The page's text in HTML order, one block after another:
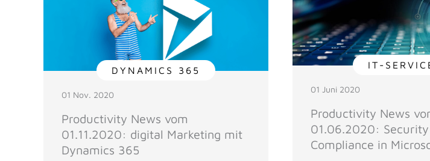
DYNAMICS 365
01 Nov. 2020
Productivity News vom
01.11.2020: digital Marketing mit
Dynamics 365
IT-
01 Juni 2020
Productivity News
01.06.2020:
Compliance in